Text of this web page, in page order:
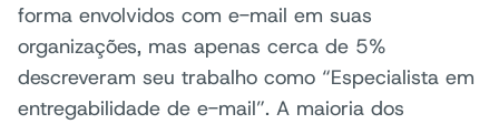
forma envolvidos com e-mail em suas
organizações, mas apenas cerca de 5%
descreveram seu trabalho como “Especialista em
entregabilidade de e-mail”. A maioria dos